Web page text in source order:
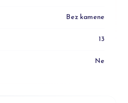
Bez kamene
13
Ne